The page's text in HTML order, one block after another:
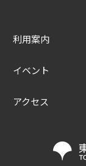
利用案内
イベント
アクセス